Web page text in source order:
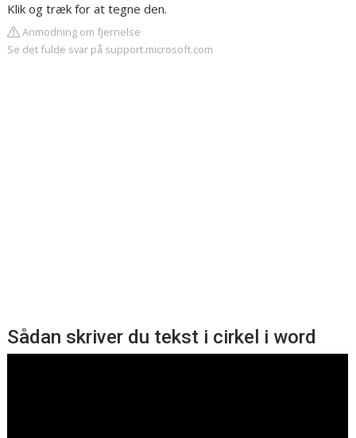
Klik og træk for at tegne den.
Anmodning om fjernelse
Se det fulde svar på support.microsoft.com
Sådan skriver du tekst i cirkel i word